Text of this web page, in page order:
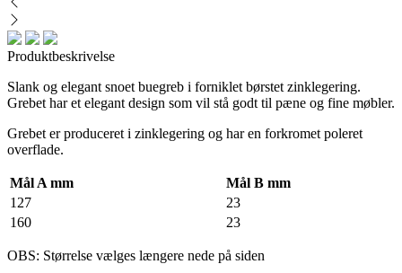
Produktbeskrivelse
Slank og elegant snoet buegreb i forniklet børstet zinklegering.
Grebet har et elegant design som vil stå godt til pæne og fine møbler.
Grebet er produceret i zinklegering og har en forkromet poleret
overflade.
Mål A mm
Mål B mm
127
23
160
23
OBS: Størrelse vælges længere nede på siden